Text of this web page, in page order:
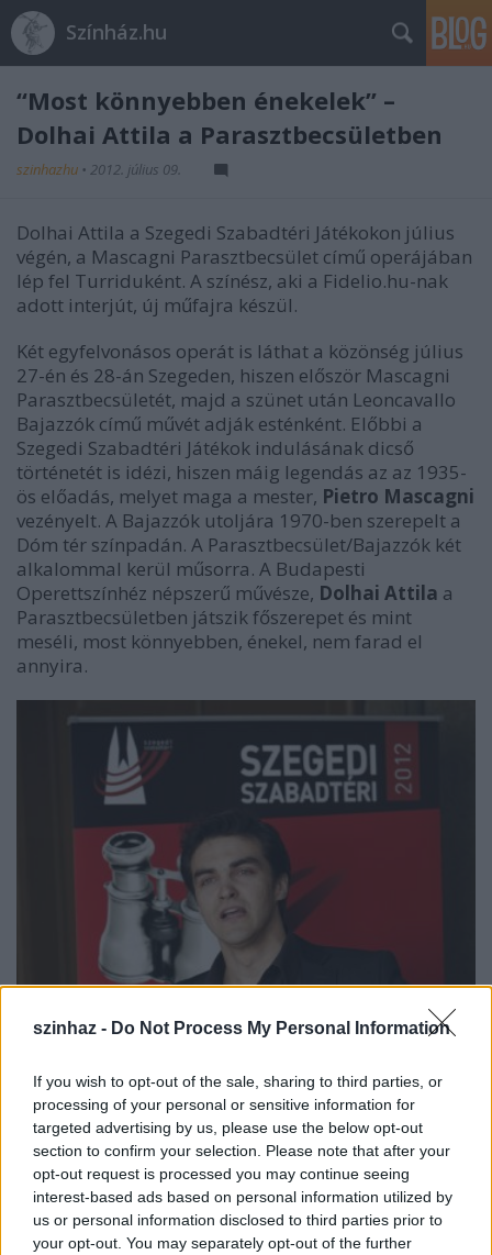
szinhaz - Do Not Process My Personal Information
If you wish to opt-out of the sale, sharing to third parties, or
processing of your personal or sensitive information for
targeted advertising by us, please use the below opt-out
section to confirm your selection. Please note that after your
opt-out request is processed you may continue seeing
interest-based ads based on personal information utilized by
us or personal information disclosed to third parties prior to
your opt-out. You may separately opt-out of the further
Színház.hu
“Most könnyebben énekelek” –
Dolhai Attila a Parasztbecsületben
szinhazhu • 2012. július 09.
Dolhai Attila a Szegedi Szabadtéri Játékokon július
végén, a Mascagni Parasztbecsület című operájában
lép fel Turriduként. A színész, aki a Fidelio.hu-nak
adott interjút, új műfajra készül.
Két egyfelvonásos operát is láthat a közönség július
27-én és 28-án Szegeden, hiszen először Mascagni
Parasztbecsületét, majd a szünet után Leoncavallo
Bajazzók című művét adják esténként. Előbbi a
Szegedi Szabadtéri Játékok indulásának dicső
történetét is idézi, hiszen máig legendás az az 1935-
ös előadás, melyet maga a mester, Pietro Mascagni
vezényelt. A Bajazzók utoljára 1970-ben szerepelt a
Dóm tér színpadán. A Parasztbecsület/Bajazzók két
alkalommal kerül műsorra. A Budapesti
Operettszínhéz népszerű művésze, Dolhai Attila a
Parasztbecsületben játszik főszerepet és mint
meséli, most könnyebben, énekel, nem farad el
annyira.